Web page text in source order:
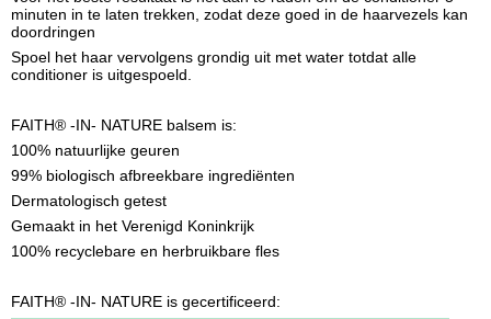
minuten in te laten trekken, zodat deze goed in de haarvezels kan
doordringen
Spoel het haar vervolgens grondig uit met water totdat alle
conditioner is uitgespoeld.
FAITH® -IN- NATURE balsem is:
100% natuurlijke geuren
99% biologisch afbreekbare ingrediënten
Dermatologisch getest
Gemaakt in het Verenigd Koninkrijk
100% recyclebare en herbruikbare fles
FAITH® -IN- NATURE is gecertificeerd: